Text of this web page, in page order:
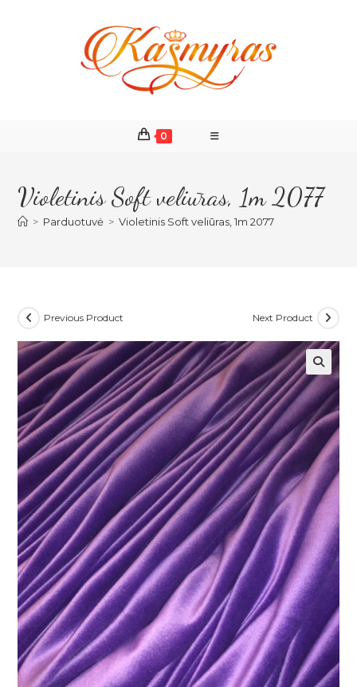
0
Violetinis Soft veliūras, 1m 2077
> Parduotuvė > Violetinis Soft veliūras, 1m 2077
Previous Product Next Product